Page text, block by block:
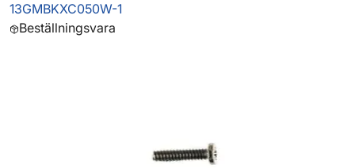
13GMBKXC050W-1
Beställningsvara